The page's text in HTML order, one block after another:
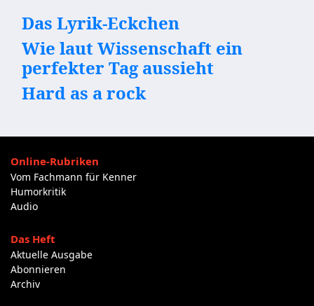
Das Lyrik-Eckchen
Wie laut Wissenschaft ein
perfekter Tag aussieht
Hard as a rock
Online-Rubriken
Vom Fachmann für Kenner
Humorkritik
Audio
Das Heft
Aktuelle Ausgabe
Abonnieren
Archiv